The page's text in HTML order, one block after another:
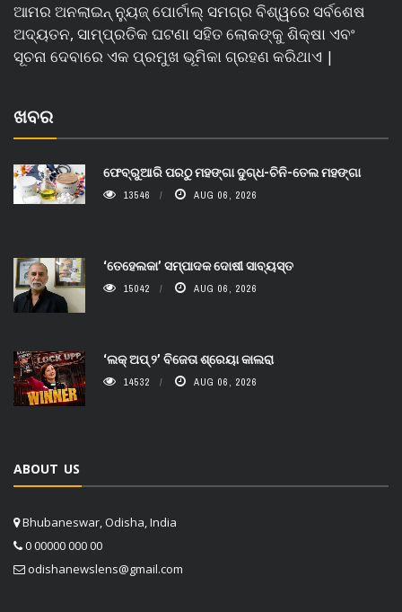
ଆମର ଅନଲାଇନ୍ ନ୍ୟୁଜ୍ ପୋର୍ଟାଲ୍ ସମଗ୍ର ବିଶ୍ୱରେ ସର୍ବଶେଷ
ଅଦ୍ୟତନ, ସାମ୍ପ୍ରତିକ ଘଟଣା ସହିତ ଲୋକଙ୍କୁ ଶିକ୍ଷା ଏବଂ
ସୂଚନା ଦେବାରେ ଏକ ପ୍ରମୁଖ ଭୂମିକା ଗ୍ରହଣ କରିଥାଏ |
ଖବର
ଫେବ୍ରୁଆରି ପରଠୁ ମହଙ୍ଗା ଦୁଗ୍ଧ-ଚିନି-ତେଲ ମହଙ୍ଗା
13546 AUG 06, 2026
‘ତେହେଲକା’ ସମ୍ପାଦକ ଦୋଷୀ ସାବ୍ୟସ୍ତ
15042 AUG 06, 2026
‘ଲକ୍ ଅପ୍ ୨’ ବିଜେତା ଶ୍ରେୟା କାଲରା
14532 AUG 06, 2026
ABOUT US
Bhubaneswar, Odisha, India
0 00000 000 00
odishanewslens@gmail.com